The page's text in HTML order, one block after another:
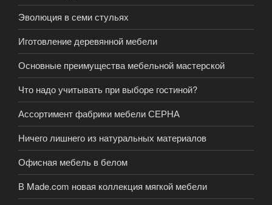
Эволюция в семи стульях
Иготовление деревянной мебели
Основные преимущества мебельной мастерской
Что надо учитывать при выборе гостиной?
Ассортимент фабрики мебели СЕРНА
Ничего лишнего из натуральных материалов
Офисная мебель в белом
В Made.com новая коллекция мягкой мебели